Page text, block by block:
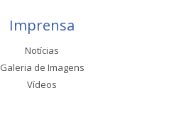
Imprensa
Notícias
Galeria de Imagens
Vídeos